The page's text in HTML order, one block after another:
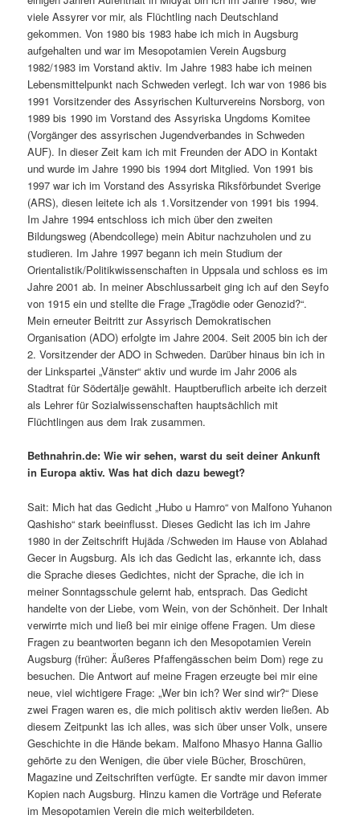
viele Assyrer vor mir, als Flüchtling nach Deutschland
gekommen. Von 1980 bis 1983 habe ich mich in Augsburg
aufgehalten und war im Mesopotamien Verein Augsburg
1982/1983 im Vorstand aktiv. Im Jahre 1983 habe ich meinen
Lebensmittelpunkt nach Schweden verlegt. Ich war von 1986 bis
1991 Vorsitzender des Assyrischen Kulturvereins Norsborg, von
1989 bis 1990 im Vorstand des Assyriska Ungdoms Komitee
(Vorgänger des assyrischen Jugendverbandes in Schweden
AUF). In dieser Zeit kam ich mit Freunden der ADO in Kontakt
und wurde im Jahre 1990 bis 1994 dort Mitglied. Von 1991 bis
1997 war ich im Vorstand des Assyriska Riksförbundet Sverige
(ARS), diesen leitete ich als 1.Vorsitzender von 1991 bis 1994.
Im Jahre 1994 entschloss ich mich über den zweiten
Bildungsweg (Abendcollege) mein Abitur nachzuholen und zu
studieren. Im Jahre 1997 begann ich mein Studium der
Orientalistik/Politikwissenschaften in Uppsala und schloss es im
Jahre 2001 ab. In meiner Abschlussarbeit ging ich auf den Seyfo
von 1915 ein und stellte die Frage „Tragödie oder Genozid?“.
Mein erneuter Beitritt zur Assyrisch Demokratischen
Organisation (ADO) erfolgte im Jahre 2004. Seit 2005 bin ich der
2. Vorsitzender der ADO in Schweden. Darüber hinaus bin ich in
der Linkspartei „Vänster“ aktiv und wurde im Jahr 2006 als
Stadtrat für Södertälje gewählt. Hauptberuflich arbeite ich derzeit
als Lehrer für Sozialwissenschaften hauptsächlich mit
Flüchtlingen aus dem Irak zusammen.
Bethnahrin.de: Wie wir sehen, warst du seit deiner Ankunft
in Europa aktiv. Was hat dich dazu bewegt?
Sait: Mich hat das Gedicht „Hubo u Hamro“ von Malfono Yuhanon
Qashisho“ stark beeinflusst. Dieses Gedicht las ich im Jahre
1980 in der Zeitschrift Hujäda /Schweden im Hause von Ablahad
Gecer in Augsburg. Als ich das Gedicht las, erkannte ich, dass
die Sprache dieses Gedichtes, nicht der Sprache, die ich in
meiner Sonntagsschule gelernt hab, entsprach. Das Gedicht
handelte von der Liebe, vom Wein, von der Schönheit. Der Inhalt
verwirrte mich und ließ bei mir einige offene Fragen. Um diese
Fragen zu beantworten begann ich den Mesopotamien Verein
Augsburg (früher: Äußeres Pfaffengässchen beim Dom) rege zu
besuchen. Die Antwort auf meine Fragen erzeugte bei mir eine
neue, viel wichtigere Frage: „Wer bin ich? Wer sind wir?“ Diese
zwei Fragen waren es, die mich politisch aktiv werden ließen. Ab
diesem Zeitpunkt las ich alles, was sich über unser Volk, unsere
Geschichte in die Hände bekam. Malfono Mhasyo Hanna Gallio
gehörte zu den Wenigen, die über viele Bücher, Broschüren,
Magazine und Zeitschriften verfügte. Er sandte mir davon immer
Kopien nach Augsburg. Hinzu kamen die Vorträge und Referate
im Mesopotamien Verein die mich weiterbildeten.